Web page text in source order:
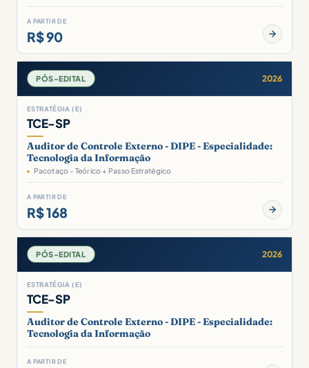
A PARTIR DE
R$ 90
PÓS-EDITAL 2026
ESTRATÉGIA (E)
TCE-SP
Auditor de Controle Externo - DIPE - Especialidade:
Tecnologia da Informação
Pacotaço - Teórico + Passo Estratégico
A PARTIR DE
R$ 168
PÓS-EDITAL 2026
ESTRATÉGIA (E)
TCE-SP
Auditor de Controle Externo - DIPE - Especialidade:
Tecnologia da Informação
A PARTIR DE